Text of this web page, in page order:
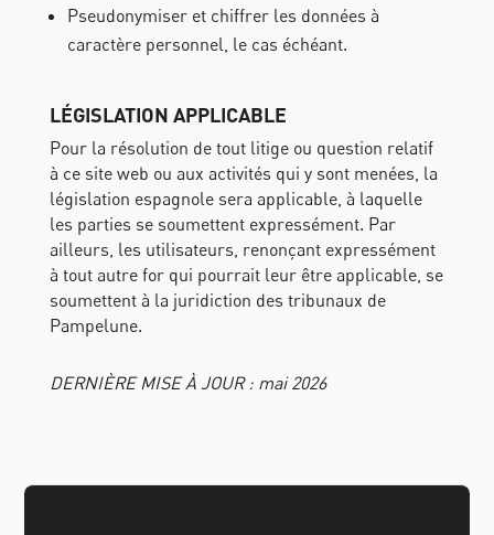
Pseudonymiser et chiffrer les données à
caractère personnel, le cas échéant.
LÉGISLATION APPLICABLE
Pour la résolution de tout litige ou question relatif
à ce site web ou aux activités qui y sont menées, la
législation espagnole sera applicable, à laquelle
les parties se soumettent expressément. Par
ailleurs, les utilisateurs, renonçant expressément
à tout autre for qui pourrait leur être applicable, se
soumettent à la juridiction des tribunaux de
Pampelune.
DERNIÈRE MISE À JOUR : mai 2026